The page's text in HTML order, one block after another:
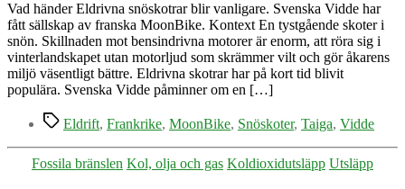
Vad händer Eldrivna snöskotrar blir vanligare. Svenska Vidde har
fått sällskap av franska MoonBike. Kontext En tystgående skoter i
snön. Skillnaden mot bensindrivna motorer är enorm, att röra sig i
vinterlandskapet utan motorljud som skrämmer vilt och gör åkarens
miljö väsentligt bättre. Eldrivna skotrar har på kort tid blivit
populära. Svenska Vidde påminner om en […]
Etiketter
Eldrift, Frankrike, MoonBike, Snöskoter, Taiga, Vidde
Kategorier
Fossila bränslen Kol, olja och gas Koldioxidutsläpp Utsläpp